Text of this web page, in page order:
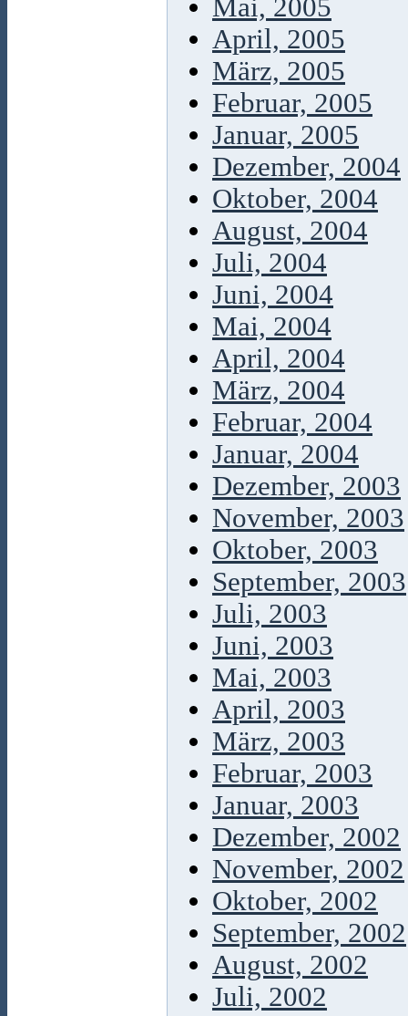
Mai, 2005
April, 2005
März, 2005
Februar, 2005
Januar, 2005
Dezember, 2004
Oktober, 2004
August, 2004
Juli, 2004
Juni, 2004
Mai, 2004
April, 2004
März, 2004
Februar, 2004
Januar, 2004
Dezember, 2003
November, 2003
Oktober, 2003
September, 2003
Juli, 2003
Juni, 2003
Mai, 2003
April, 2003
März, 2003
Februar, 2003
Januar, 2003
Dezember, 2002
November, 2002
Oktober, 2002
September, 2002
August, 2002
Juli, 2002